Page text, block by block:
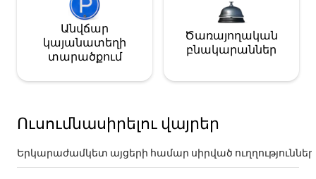
Անվճար
կայանատեղի
տարածքում
Ծառայողական
բնակարաններ
Ուսումնասիրելու վայրեր
Երկարաժամկետ այցերի համար սիրված ուղղություններ